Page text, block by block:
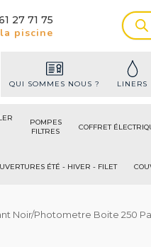
27 71 75
piscine
de
QUI SOMMES NOUS ? LINERS
POMPES
FILTRES
COFFRET
ÉTÉ - HIVER - FILET
Noir/Photometre Boite 250